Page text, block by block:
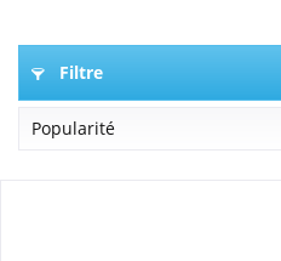
Filtre